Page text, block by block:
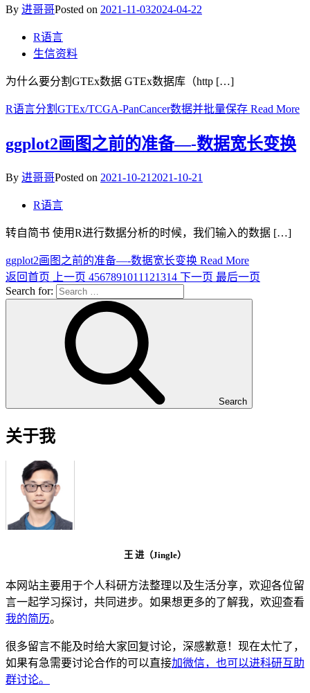
By 进哥哥Posted on 2021-11-032024-04-22
R语言
生信资料
为什么要分割GTEx数据 GTEx数据库（http […]
R语言分割GTEx/TCGA-PanCancer数据并批量保存 Read More
ggplot2画图之前的准备—-数据宽长变换
By 进哥哥Posted on 2021-10-21 2021-10-21
R语言
转自简书 使用R进行数据分析的时候，我们输入的数据 […]
ggplot2画图之前的准备—-数据宽长变换 Read More
返回首页
上一页 4567891011 121314 下一页 最后一页
Search for:
Search
关于我
王 进（Jingle）
本网站主要用于个人科研方法整理以及生活分享，欢迎各位留
言一起学习探讨，共同进步。如果想更多的了解我，欢迎查看
我的简历。
很多留言不能及时给大家回复讨论，深感歉意！现在太忙了，
如果有急需要讨论合作的可以直接加微信，也可以进科研互助
群讨论。